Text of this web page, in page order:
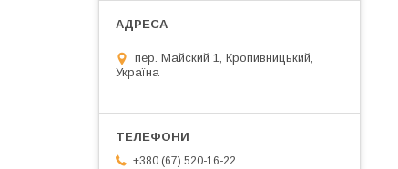
пер. Майский 1, Кропивницький,
Україна
+380 (67) 520-16-22